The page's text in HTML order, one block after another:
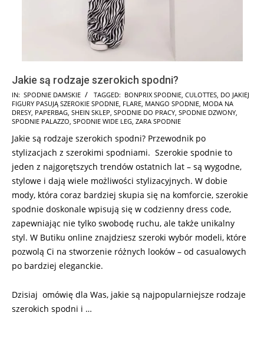
Jakie są rodzaje szerokich spodni?
2026-
05-
11
IN: SPODNIE DAMSKIE TAGGED: BONPRIX SPODNIE, CULOTTES, DO JAKIEJ
FIGURY PASUJĄ SZEROKIE SPODNIE, FLARE, MANGO SPODNIE, MODA NA
DRESY, PAPERBAG, SHEIN SKLEP, SPODNIE DO PRACY, SPODNIE DZWONY,
SPODNIE PALAZZO, SPODNIE WIDE LEG, ZARA SPODNIE
Jakie są rodzaje szerokich spodni? Przewodnik po
stylizacjach z szerokimi spodniami. Szerokie spodnie to
jeden z najgorętszych trendów ostatnich lat – są wygodne,
stylowe i dają wiele możliwości stylizacyjnych. W dobie
mody, która coraz bardziej skupia się na komforcie, szerokie
spodnie doskonale wpisują się w codzienny dress code,
zapewniając nie tylko swobodę ruchu, ale także unikalny
styl. W Butiku online znajdziesz szeroki wybór modeli, które
pozwolą Ci na stworzenie różnych looków – od casualowych
po bardziej eleganckie.
Dzisiaj omówię dla Was, jakie są najpopularniejsze rodzaje
szerokich spodni i …